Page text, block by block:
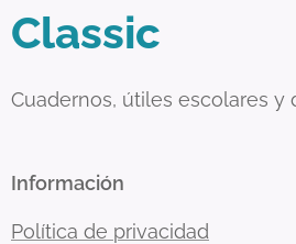
Classic
Cuadernos, útiles escolares y
Información
Política de privacidad